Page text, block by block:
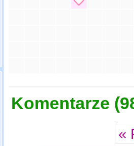
Komentarze (
«